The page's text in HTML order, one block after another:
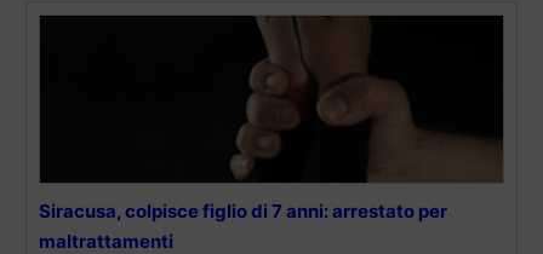
Siracusa, colpisce figlio di 7 anni: arrestato per
maltrattamenti